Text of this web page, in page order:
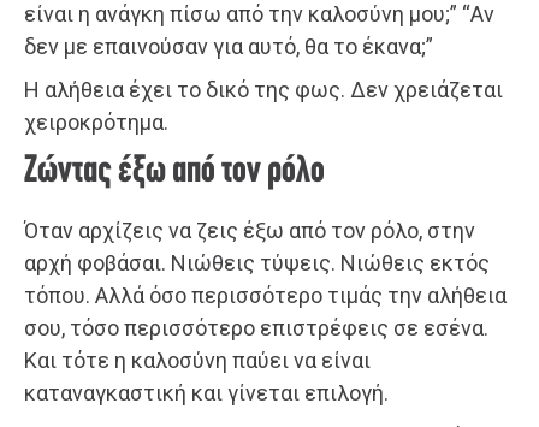
είναι η ανάγκη πίσω από την καλοσύνη μου;” “Αν
δεν με επαινούσαν για αυτό, θα το έκανα;”
Η αλήθεια έχει το δικό της φως. Δεν χρειάζεται
χειροκρότημα.
Ζώντας έξω από τον ρόλο
Όταν αρχίζεις να ζεις έξω από τον ρόλο, στην
αρχή φοβάσαι. Νιώθεις τύψεις. Νιώθεις εκτός
τόπου. Αλλά όσο περισσότερο τιμάς την αλήθεια
σου, τόσο περισσότερο επιστρέφεις σε εσένα.
Και τότε η καλοσύνη παύει να είναι
καταναγκαστική και γίνεται επιλογή.